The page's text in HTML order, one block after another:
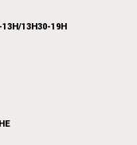
13H30-19H